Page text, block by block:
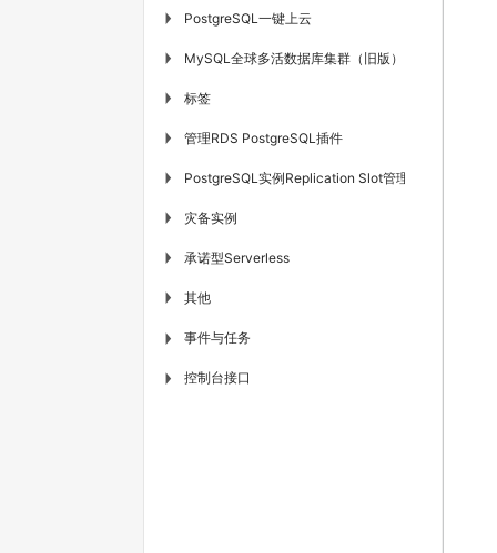
▶ PostgreSQL一键上云
▶ MySQL全球多活数据库集群（旧版）
▶ 标签
▶ 管理RDS PostgreSQL插件
▶ PostgreSQL实例Replication Slot管理
▶ 灾备实例
▶ 承诺型Serverless
▶ 其他
▶ 事件与任务
▶ 控制台接口